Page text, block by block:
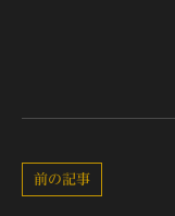
前の記事